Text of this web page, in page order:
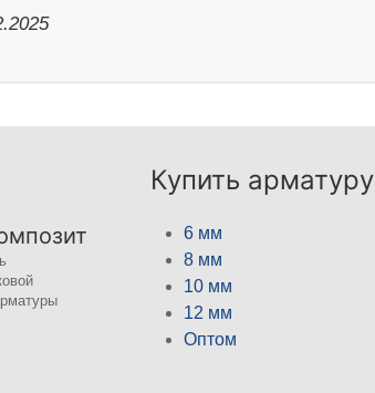
Купить арматуру
6 мм
8 мм
10 мм
12 мм
Оптом